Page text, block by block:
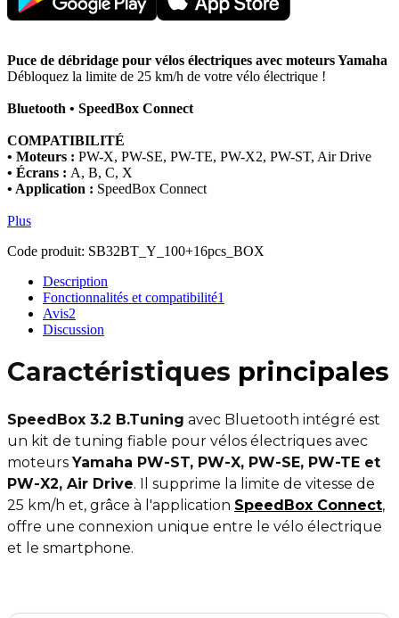
Puce de débridage pour vélos électriques avec moteurs Yamaha
Débloquez la limite de 25 km/h de votre vélo électrique !
Bluetooth • SpeedBox Connect
COMPATIBILITÉ
• Moteurs : PW-X, PW-SE, PW-TE, PW-X2, PW-ST, Air Drive
• Écrans : A, B, C, X
• Application : SpeedBox Connect
Plus
Code produit: SB32BT_Y_100+16pcs_BOX
Description
Fonctionnalités et compatibilité1
Avis2
Discussion
Caractéristiques principales
SpeedBox 3.2 B.Tuning avec Bluetooth intégré est
un kit de tuning fiable pour vélos électriques avec
moteursYamaha PW-ST, PW-X, PW-SE, PW-TE et
PW-X2, Air Drive. Il supprime la limite de vitesse de
25 km/h et, grâce à l'application SpeedBox Connect,
offre une connexion unique entre le vélo électrique
et le smartphone.